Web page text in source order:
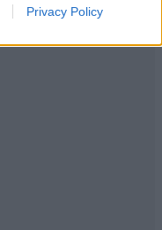
Privacy Policy